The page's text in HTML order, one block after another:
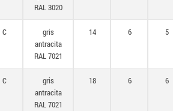
RAL 3020
C
gris
antracita
RAL 7021
14 6 5
C
gris
antracita
RAL 7021
18 6 6